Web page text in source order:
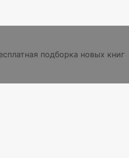
подборка новых книг